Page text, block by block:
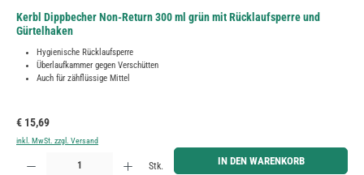
Kerbl Dippbecher Non-Return 300 ml grün mit Rücklaufsperre und
Gürtelhaken
Hygienische Rücklaufsperre
Überlaufkammer gegen Verschütten
Auch für zähflüssige Mittel
Regulärer Preis:
€ 15,69
inkl. MwSt. zzgl. Versand
Produkt Anzahl: Gib den gewünschten Wert ein oder benutze die Schaltflächen um die Anzahl zu
Stk. IN DEN WARENKORB